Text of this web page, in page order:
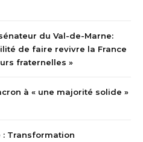
du Val-de-Marne:
de faire revivre la France
fraternelles »
à « une majorité solide »
: Transformation